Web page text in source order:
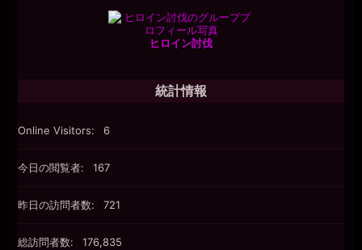
ヒロイン討伐
統計情報
Online Visitors: 6
今日の閲覧者: 167
昨日の訪問者数: 721
総訪問者数: 176,835